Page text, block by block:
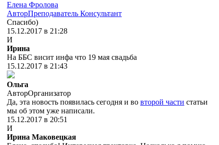
Елена Фролова
АвторПреподаватель Консультант
Спасибо)
15.12.2017 в 21:28
И
Ирина
На ББС висит инфа что 19 мая свадьба
15.12.2017 в 21:43
Ольга
АвторОрганизатор
Да, эта новость появилась сегодня и во второй части статьи
мы об этом уже написали.
15.12.2017 в 20:51
И
Ирина Маковецкая